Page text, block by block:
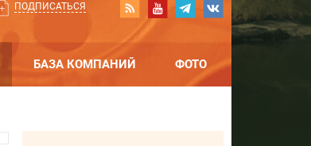
ПОДПИСАТЬСЯ
БАЗА КОМПАНИЙ ФОТО